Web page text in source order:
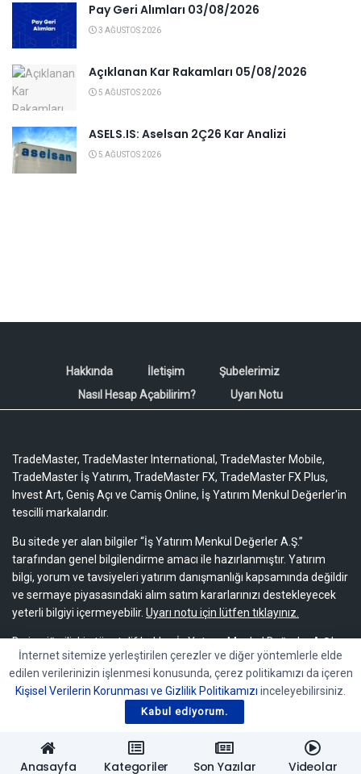
Pay Geri Alımları 03/08/2026
3 AĞUSTOS 2026
Açıklanan Kar Rakamları 05/08/2026
5 AĞUSTOS 2026
ASELS.IS: Aselsan 2Ç26 Kar Analizi
5 AĞUSTOS 2026
Hakkında İletişim
Şubelerimiz
Nasıl Hesap Açabilirim?
Uyarı Notu
TradeMaster, TradeMaster International, TradeMaster Mobile,
TradeMaster İş Yatırım, TradeMaster FX, TradeMaster FX Plus,
Invest Art, Geniş Açı ve Camiş Online, İş Yatırım Menkul Değerler'in
tescilli markalarıdır.
Bu sitede yer alan bilgiler “İş Yatırım Menkul Değerler A.Ş.”
tarafından genel bilgilendirme amacı ile hazırlanmıştır. Yatırım
bilgi, yorum ve tavsiyeleri yatırım danışmanlığı kapsamında değildir
ve sermaye piyasasındaki alım satım kararlarınızı destekleyecek
yeterli bilgiyi içermeyebilir. Uyarı notu için lütfen tıklayınız.
Bu içeriğe ilişkin tüm telif hakları İş Yatırım Menkul Değerler A.Ş.’ye
aittir. Bu içerik, açık iznimiz olmaksızın başkaları tarafından
herhangi bir amaçla, kısmen veya tamamen çoğaltılamaz,
dağıtılamaz, yayımlanamaz veya değiştirilemez.
İnternet sitemize yerleştirilen çerezler ve diğer yöntemlerle elde
edilen verilerinizin işlenmesi konusunda, çerez politikamızı da içeren
Kişisel Verilerin Korunması ve Gizlilik Politikamızı inceleyebilirsiniz.
Kabul ediyorum.
Anasayfa Kategoriler Son Yazılar Videolar